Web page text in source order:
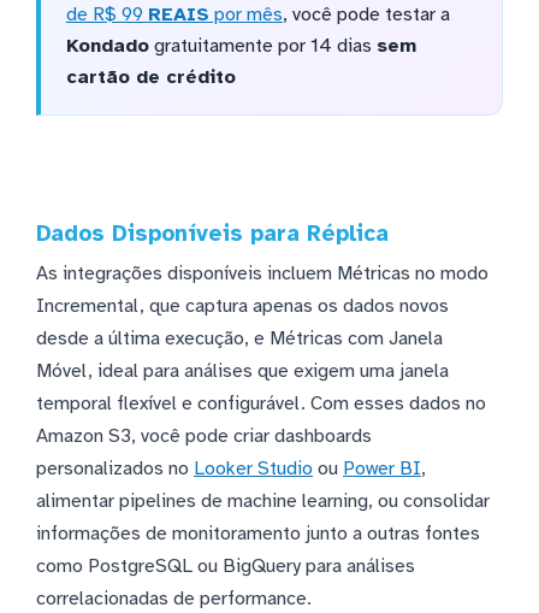
de R$ 99 REAIS por mês, você pode testar a
Kondadogratuitamente por 14 dias sem
cartão de crédito
Dados Disponíveis para Réplica
As integrações disponíveis incluem Métricas no modo
Incremental, que captura apenas os dados novos
desde a última execução, e Métricas com Janela
Móvel, ideal para análises que exigem uma janela
temporal flexível e configurável. Com esses dados no
Amazon S3, você pode criar dashboards
personalizados no Looker Studio ou Power BI,
alimentar pipelines de machine learning, ou consolidar
informações de monitoramento junto a outras fontes
como PostgreSQL ou BigQuery para análises
correlacionadas de performance.